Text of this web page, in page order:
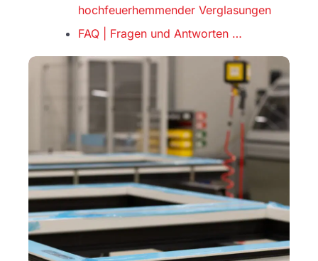
hochfeuerhemmender Verglasungen
FAQ | Fragen und Antworten …